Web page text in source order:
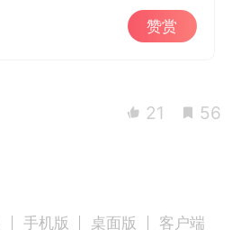
赞赏
21 56
手机版 桌面版 客户端